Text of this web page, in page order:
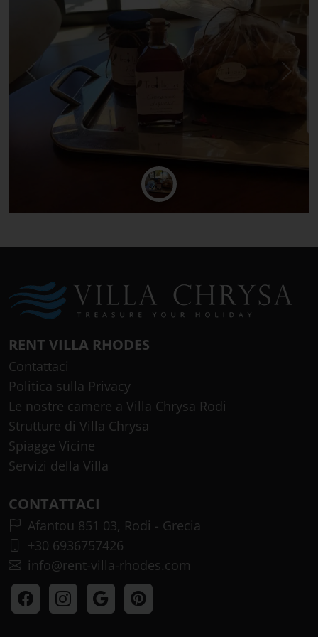
Previous Next
RENT VILLA RHODES
Contattaci
Politica sulla Privacy
Le nostre camere a Villa Chrysa Rodi
Strutture di Villa Chrysa
Spiagge Vicine
Servizi della Villa
CONTATTACI
Afantou 851 03, Rodi - Grecia
+30 6936757426
info@rent-villa-rhodes.com